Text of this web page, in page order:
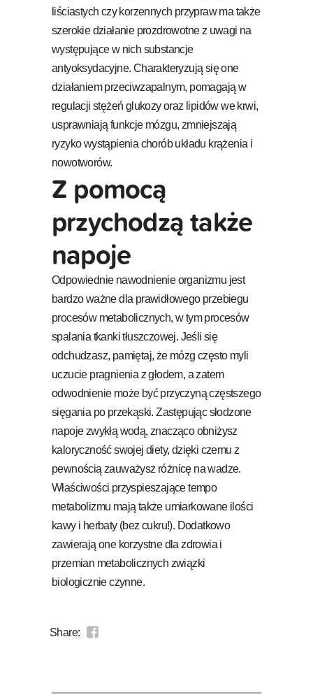
liściastych czy korzennych przypraw ma także
szerokie działanie prozdrowotne z uwagi na
występujące w nich substancje
antyoksydacyjne. Charakteryzują się one
działaniem przeciwzapalnym, pomagają w
regulacji stężeń glukozy oraz lipidów we krwi,
usprawniają funkcje mózgu, zmniejszają
ryzyko wystąpienia chorób układu krążenia i
nowotworów.
Z pomocą
przychodzą także
napoje
Odpowiednie nawodnienie organizmu jest
bardzo ważne dla prawidłowego przebiegu
procesów metabolicznych, w tym procesów
spalania tkanki tłuszczowej. Jeśli się
odchudzasz, pamiętaj, że mózg często myli
uczucie pragnienia z głodem, a zatem
odwodnienie może być przyczyną częstszego
sięgania po przekąski. Zastępując słodzone
napoje zwykłą wodą, znacząco obniżysz
kaloryczność swojej diety, dzięki czemu z
pewnością zauważysz różnicę na wadze.
Właściwości przyspieszające tempo
metabolizmu mają także umiarkowane ilości
kawy i herbaty (bez cukru!). Dodatkowo
zawierają one korzystne dla zdrowia i
przemian metabolicznych związki
biologicznie czynne.
Share: